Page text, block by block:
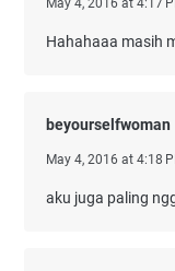
May 4, 2016 at 4:17
Hahahaaa masih
beyourselfwoman
May 4, 2016 at 4:18
aku juga paling